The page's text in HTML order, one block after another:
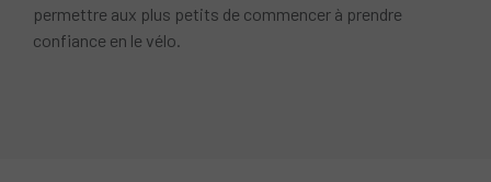
permettre aux plus petits de commencer à prendre
confiance en le vélo.